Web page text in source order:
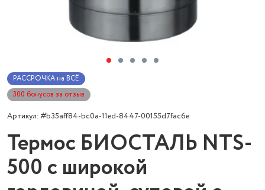
РАССРОЧКА на ВСЁ
300 бонусов за отзыв
Артикул: #b35aff84-bc0a-11ed-8447-00155d7fac6e
Термос БИОСТАЛЬ NTS-
500 с широкой